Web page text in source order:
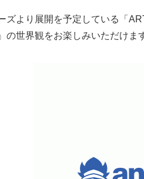
ズより展開を予定している「
の世界観をお楽しみいただけま